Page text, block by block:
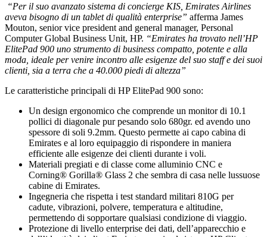
“Per il suo avanzato sistema di concierge KIS, Emirates Airlines
aveva bisogno di un tablet di qualità enterprise” afferma James
Mouton, senior vice president and general manager, Personal
Computer Global Business Unit, HP. “Emirates ha trovato nell’HP
ElitePad 900 uno strumento di business compatto, potente e alla
moda, ideale per venire incontro alle esigenze del suo staff e dei suoi
clienti, sia a terra che a 40.000 piedi di altezza”
Le caratteristiche principali di HP ElitePad 900 sono:
Un design ergonomico che comprende un monitor di 10.1
pollici di diagonale pur pesando solo 680gr. ed avendo uno
spessore di soli 9.2mm. Questo permette ai capo cabina di
Emirates e al loro equipaggio di rispondere in maniera
efficiente alle esigenze dei clienti durante i voli.
Materiali pregiati e di classe come alluminio CNC e
Corning® Gorilla® Glass 2 che sembra di casa nelle lussuose
cabine di Emirates.
Ingegneria che rispetta i test standard militari 810G per
cadute, vibrazioni, polvere, temperatura e altitudine,
permettendo di sopportare qualsiasi condizione di viaggio.
Protezione di livello enterprise dei dati, dell’apparecchio e